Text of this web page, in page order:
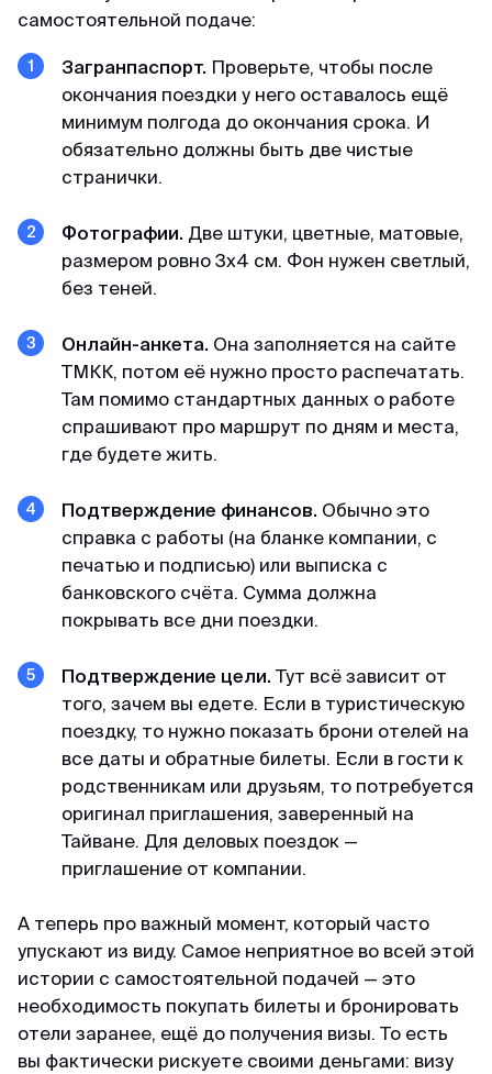
самостоятельной подаче:
Загранпаспорт. Проверьте, чтобы после
окончания поездки у него оставалось ещё
минимум полгода до окончания срока. И
обязательно должны быть две чистые
странички.
Фотографии. Две штуки, цветные, матовые,
размером ровно 3х4 см. Фон нужен светлый,
без теней.
Онлайн-анкета. Она заполняется на сайте
ТМКК, потом её нужно просто распечатать.
Там помимо стандартных данных о работе
спрашивают про маршрут по дням и места,
где будете жить.
Подтверждение финансов. Обычно это
справка с работы (на бланке компании, с
печатью и подписью) или выписка с
банковского счёта. Сумма должна
покрывать все дни поездки.
Подтверждение цели. Тут всё зависит от
того, зачем вы едете. Если в туристическую
поездку, то нужно показать брони отелей на
все даты и обратные билеты. Если в гости к
родственникам или друзьям, то потребуется
оригинал приглашения, заверенный на
Тайване. Для деловых поездок —
приглашение от компании.
А теперь про важный момент, который часто
упускают из виду. Самое неприятное во всей этой
истории с самостоятельной подачей — это
необходимость покупать билеты и бронировать
отели заранее, ещё до получения визы. То есть
вы фактически рискуете своими деньгами: визу